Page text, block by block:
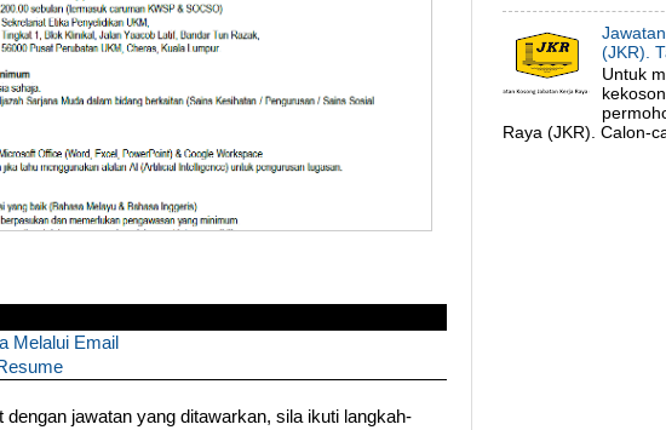
Melalui Email
dengan jawatan yang ditawarkan, sila ikuti langkah-
(JKR).
Untuk
Raya (JKR). Calon-